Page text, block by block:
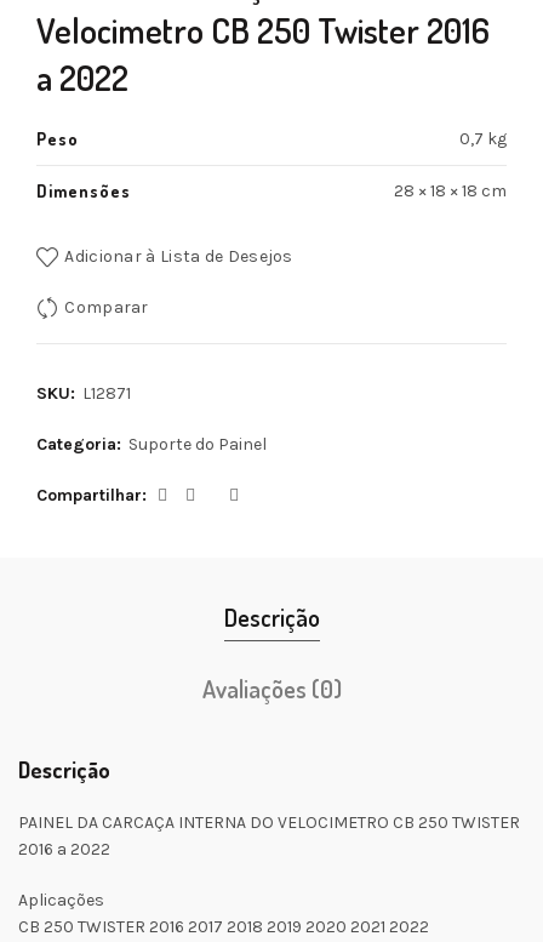
Velocimetro CB 250 Twister 2016
a 2022
Peso 0,7 kg
Dimensões 28 × 18 × 18 cm
Adicionar à Lista de Desejos
Comparar
SKU: L12871
Categoria: Suporte do Painel
Compartilhar
Descrição
Avaliações (0)
Descrição
PAINEL DA CARCAÇA INTERNA DO VELOCIMETRO CB 250 TWISTER
2016 a 2022
Aplicações
CB 250 TWISTER 2016 2017 2018 2019 2020 2021 2022